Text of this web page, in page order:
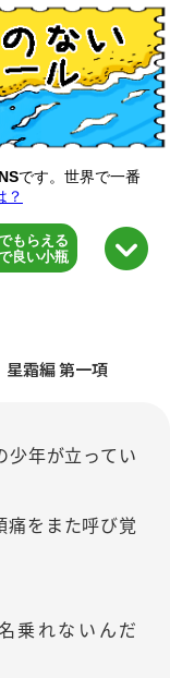
です。世界で一番
？
もらえる
良い小瓶
霜編 第一項
少年が立ってい
痛をまた呼び覚
乗れないんだ